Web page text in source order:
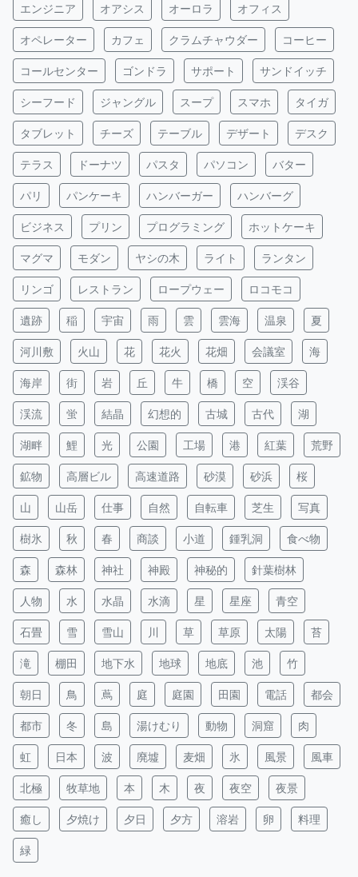
エンジニア オアシス オーロラ オフィス
オペレーター カフェ クラムチャウダー コーヒー
コールセンター ゴンドラ サポート サンドイッチ
シーフード ジャングル スープ スマホ タイガ
タブレット チーズ テーブル デザート デスク
テラス ドーナツ パスタ パソコン バター
パリ パンケーキ ハンバーガー ハンバーグ
ビジネス プリン プログラミング ホットケーキ
マグマ モダン ヤシの木 ライト ランタン
リンゴ レストラン ロープウェー ロコモコ
遺跡 稲 宇宙 雨 雲 雲海 温泉 夏
河川敷 火山 花 花火 花畑 会議室 海
海岸 街 岩 丘 牛 橋 空 渓谷
渓流 蛍 結晶 幻想的 古城 古代 湖
湖畔 鯉 光 公園 工場 港 紅葉 荒野
鉱物 高層ビル 高速道路 砂漠 砂浜 桜
山 山岳 仕事 自然 自転車 芝生 写真
樹氷 秋 春 商談 小道 鍾乳洞 食べ物
森 森林 神社 神殿 神秘的 針葉樹林
人物 水 水晶 水滴 星 星座 青空
石畳 雪 雪山 川 草 草原 太陽 苔
滝 棚田 地下水 地球 地底 池 竹
朝日 鳥 蔦 庭 庭園 田園 電話 都会
都市 冬 島 湯けむり 動物 洞窟 肉
虹 日本 波 廃墟 麦畑 氷 風景 風車
北極 牧草地 本 木 夜 夜空 夜景
癒し 夕焼け 夕日 夕方 溶岩 卵 料理
緑